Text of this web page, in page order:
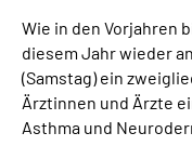
Wie in den Vorjahren
diesem Jahr wieder
(Samstag) ein
Ärztinnen und Ärzte
Asthma und